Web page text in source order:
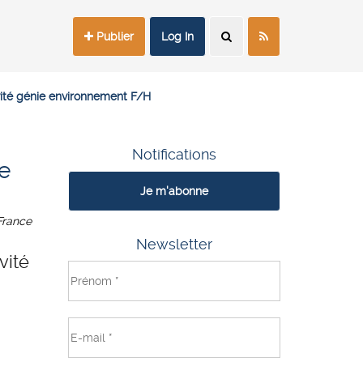
Publier Log In
génie environnement F/H
Notifications
Je m'abonne
Newsletter